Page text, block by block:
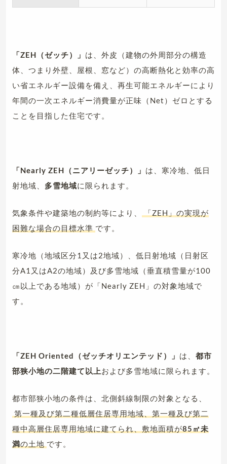
「ZEH（ゼッチ）」 は、外皮（建物の外周部分の構造
体、つまり外壁、屋根、窓など）の高断熱化と効率の高
い省エネルギー設備を備え、再生可能エネルギーにより
年間の一次エネルギー消費量が正味（Net）ゼロとする
ことを目指した住宅です。
「Nearly ZEH（ニアリーゼッチ）」 は、寒冷地、低日
射地域、 多雪地域に限られます。
気象条件や建築地の制約等により、
「ZEH」の実現が
困難な場合の目標水準 です。
寒冷地（地域区分1又は2地域）、低日射地域（日射区
分A1又はA2の地域）及び多雪地域（垂直積雪量が100
㎝以上である地域）が「Nearly ZEH」の対象地域で
す。
「ZEH Oriented（ゼッチオリエンテッド）」 は、 都市
部狭小地の二階建て以上および多雪地域に限られます。
都市部狭小地の条件は、北側斜線制限の対象となる、
第一種及び第二種低層住居専用地域、第一種及び第二
種中高層住居専用地域に建てられ、敷地面積が85㎡未
満の土地 です。